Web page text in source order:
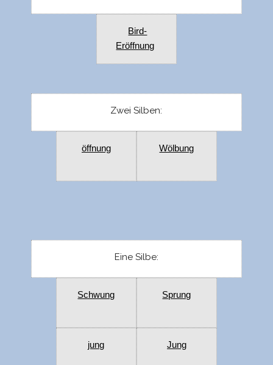
Bird-
Eröffnung
Zwei Silben:
öffnung Wölbung
Eine Silbe:
Schwung Sprung
jung Jung